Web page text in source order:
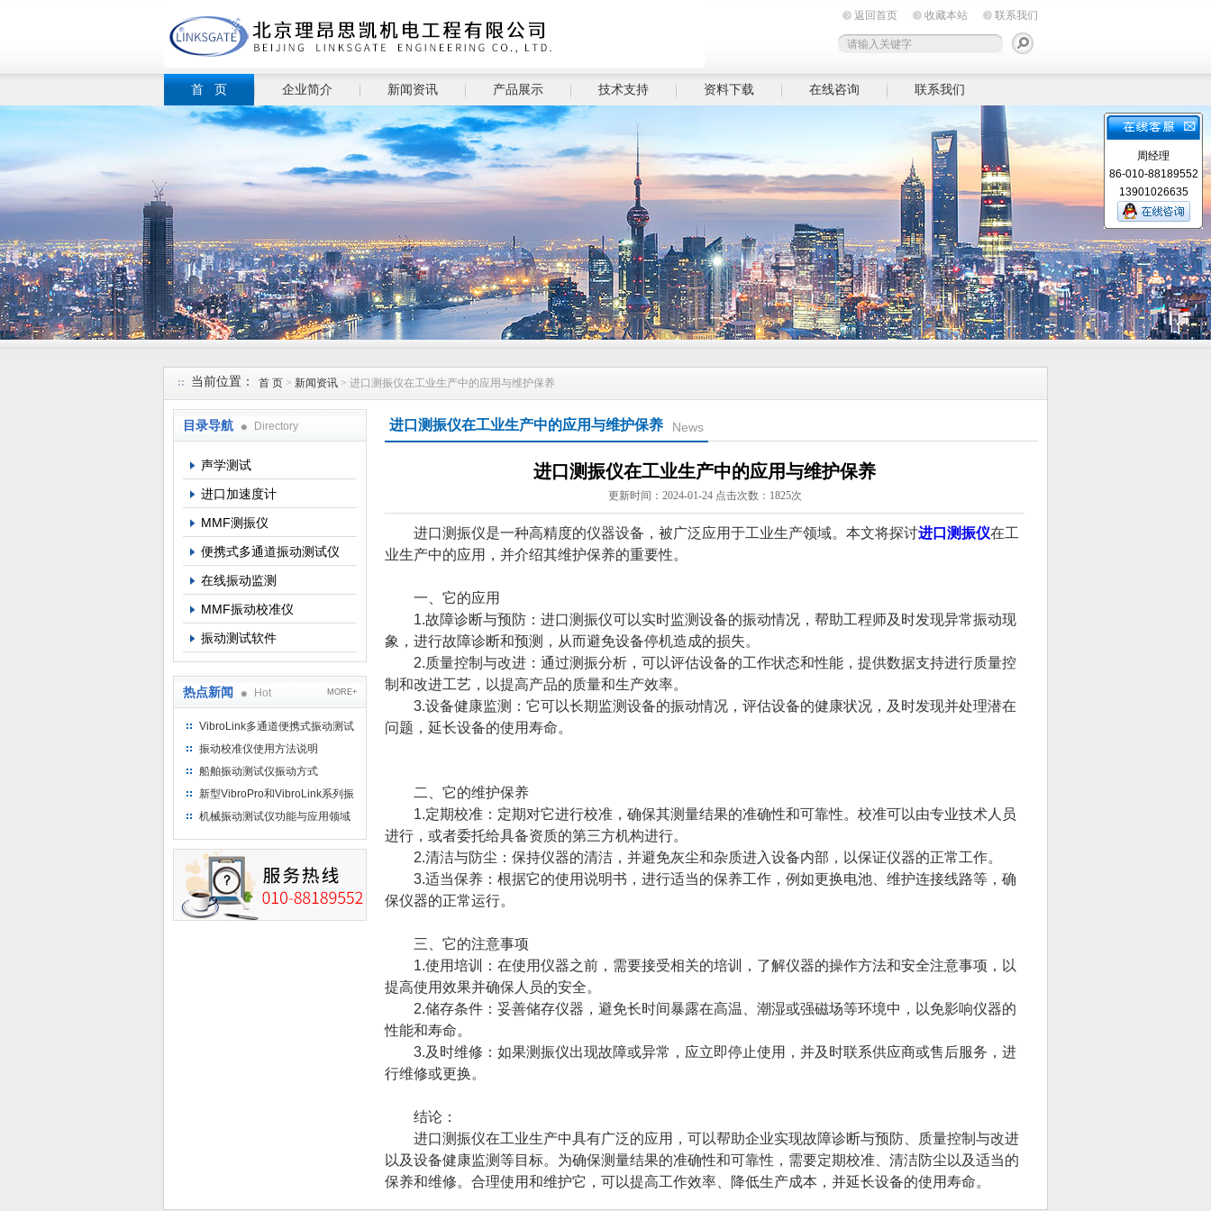
返回首页 收藏本站 联系我们
首 页 企业简介 新闻资讯 产品展示 技术支持 资料下载 在线咨询 联系我们
当前位置： 首 页 > 新闻资讯 > 进口测振仪在工业生产中的应用与维护保养
目录导航 Directory
声学测试
进口加速度计
MMF测振仪
便携式多通道振动测试仪
在线振动监测
MMF振动校准仪
振动测试软件
热点新闻 Hot MORE+
VibroLink多通道便携式振动测试
仪
振动校准仪使用方法说明
船舶振动测试仪振动方式
新型VibroPro和VibroLink系列振
动专业测试产品
机械振动测试仪功能与应用领域
进口测振仪在工业生产中的应用与维护保养 News
进口测振仪在工业生产中的应用与维护保养
更新时间：2024-01-24 点击次数：1825次
进口测振仪是一种高精度的仪器设备，被广泛应用于工业生产领域。本文将探讨进口测振仪在工
业生产中的应用，并介绍其维护保养的重要性。
一、它的应用
1.故障诊断与预防：进口测振仪可以实时监测设备的振动情况，帮助工程师及时发现异常振动现
象，进行故障诊断和预测，从而避免设备停机造成的损失。
2.质量控制与改进：通过测振分析，可以评估设备的工作状态和性能，提供数据支持进行质量控
制和改进工艺，以提高产品的质量和生产效率。
3.设备健康监测：它可以长期监测设备的振动情况，评估设备的健康状况，及时发现并处理潜在
问题，延长设备的使用寿命。
二、它的维护保养
1.定期校准：定期对它进行校准，确保其测量结果的准确性和可靠性。校准可以由专业技术人员
进行，或者委托给具备资质的第三方机构进行。
2.清洁与防尘：保持仪器的清洁，并避免灰尘和杂质进入设备内部，以保证仪器的正常工作。
3.适当保养：根据它的使用说明书，进行适当的保养工作，例如更换电池、维护连接线路等，确
保仪器的正常运行。
三、它的注意事项
1.使用培训：在使用仪器之前，需要接受相关的培训，了解仪器的操作方法和安全注意事项，以
提高使用效果并确保人员的安全。
2.储存条件：妥善储存仪器，避免长时间暴露在高温、潮湿或强磁场等环境中，以免影响仪器的
性能和寿命。
3.及时维修：如果测振仪出现故障或异常，应立即停止使用，并及时联系供应商或售后服务，进
行维修或更换。
结论：
进口测振仪在工业生产中具有广泛的应用，可以帮助企业实现故障诊断与预防、质量控制与改进
以及设备健康监测等目标。为确保测量结果的准确性和可靠性，需要定期校准、清洁防尘以及适当的
保养和维修。合理使用和维护它，可以提高工作效率、降低生产成本，并延长设备的使用寿命。
周经理
86-010-88189552
13901026635